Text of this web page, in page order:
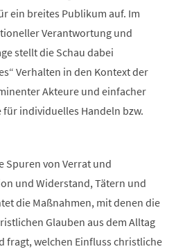
ein breites Publikum auf. Im
Verantwortung und
stellt die Schau dabei
Verhalten in den Kontext der
Akteure und einfacher
individuelles Handeln bzw.
Spuren von Verrat und
und Widerstand, Tätern und
die Maßnahmen, mit denen die
Glauben aus dem Alltag
fragt, welchen Einfluss christliche